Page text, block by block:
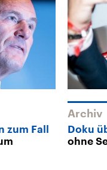
zum Fall
Archiv
Doku
ohne